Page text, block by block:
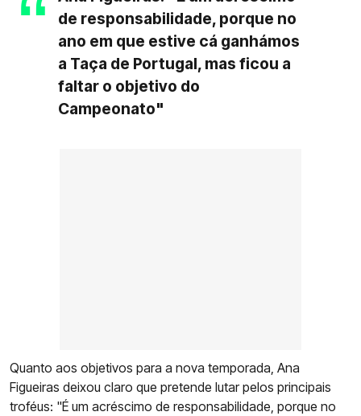
de responsabilidade, porque no
ano em que estive cá ganhámos
a Taça de Portugal, mas ficou a
faltar o objetivo do
Campeonato"
Quanto aos objetivos para a nova temporada, Ana
Figueiras deixou claro que pretende lutar pelos principais
troféus: "É um acréscimo de responsabilidade, porque no